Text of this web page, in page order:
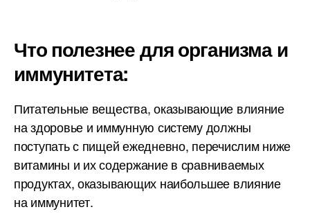
Что полезнее для организма и
иммунитета:
Питательные вещества, оказывающие влияние
на здоровье и иммунную систему должны
поступать с пищей ежедневно, перечислим ниже
витамины и их содержание в сравниваемых
продуктах, оказывающих наибольшее влияние
на иммунитет.